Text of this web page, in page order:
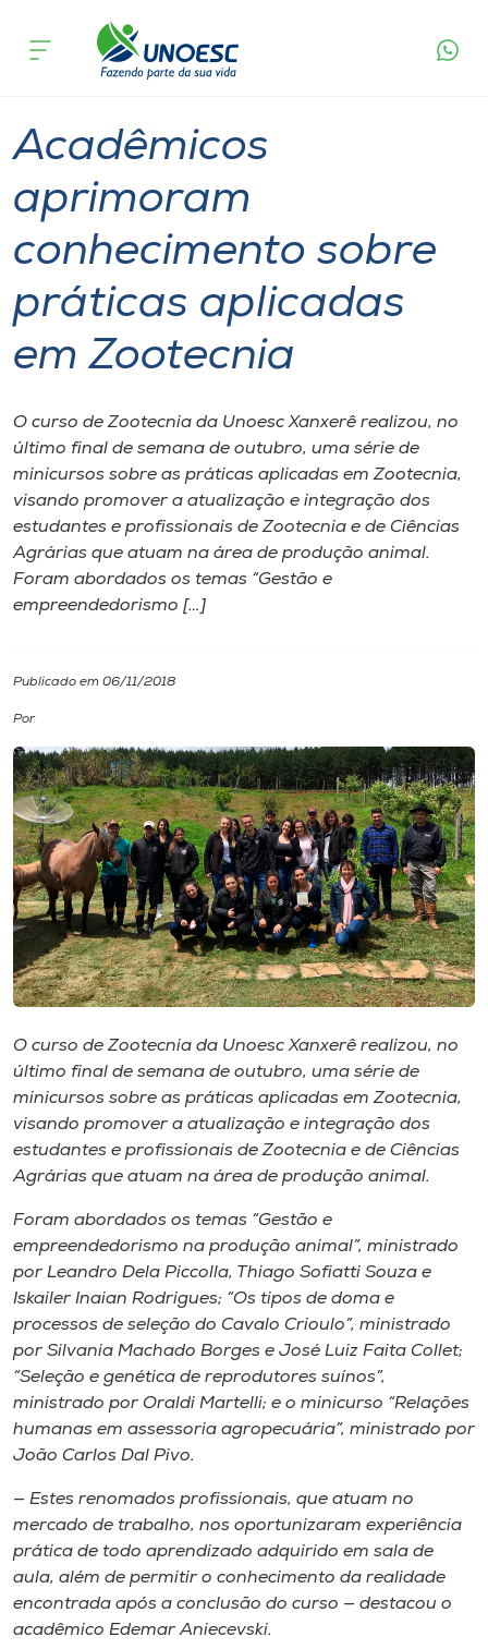
Cursos
Atendimento ao Estudante
Portal de Ensino
Internacionalização
I.nova
Diplomados
Biblioteca
Editora
Rádio
Museu
Unoesc
Store
Selecione
A+
A-
acontece
Acadêmicos
aprimoram
conhecimento sobre
práticas aplicadas
em Zootecnia
O curso de Zootecnia da Unoesc Xanxerê realizou, no
último final de semana de outubro, uma série de
minicursos sobre as práticas aplicadas em Zootecnia,
visando promover a atualização e integração dos
estudantes e profissionais de Zootecnia e de Ciências
Agrárias que atuam na área de produção animal.
Foram abordados os temas “Gestão e
empreendedorismo […]
Publicado em 06/11/2018
Por
O curso de Zootecnia da Unoesc Xanxerê realizou, no
último final de semana de outubro, uma série de
minicursos sobre as práticas aplicadas em Zootecnia,
visando promover a atualização e integração dos
estudantes e profissionais de Zootecnia e de Ciências
Agrárias que atuam na área de produção animal.
Foram abordados os temas “Gestão e
empreendedorismo na produção animal”, ministrado
por Leandro Dela Piccolla, Thiago Sofiatti Souza e
Iskailer Inaian Rodrigues; “Os tipos de doma e
processos de seleção do Cavalo Crioulo”, ministrado
por Silvania Machado Borges e José Luiz Faita Collet;
“Seleção e genética de reprodutores suínos”,
ministrado por Oraldi Martelli; e o minicurso “Relações
humanas em assessoria agropecuária”, ministrado por
João Carlos Dal Pivo.
— Estes renomados profissionais, que atuam no
mercado de trabalho, nos oportunizaram experiência
prática de todo aprendizado adquirido em sala de
aula, além de permitir o conhecimento da realidade
encontrada após a conclusão do curso — destacou o
acadêmico Edemar Aniecevski.